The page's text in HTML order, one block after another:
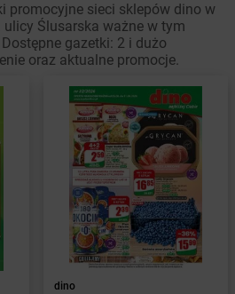
promocyjne sieci sklepów dino w
ulicy Ślusarska ważne w tym
gazetki: 2 i dużo
oraz aktualne promocje.
dino